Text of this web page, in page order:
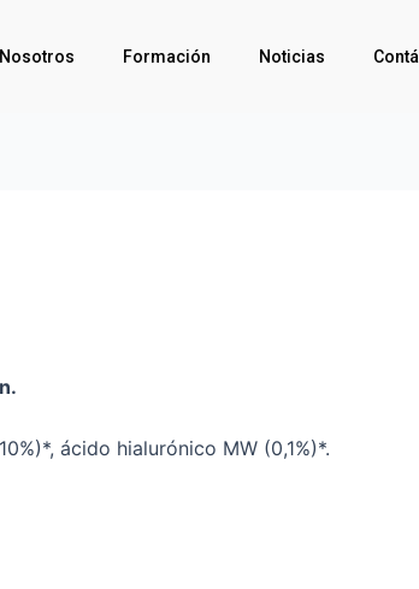
Nosotros Formación Noticias
ácido hialurónico MW (0,1%)*.